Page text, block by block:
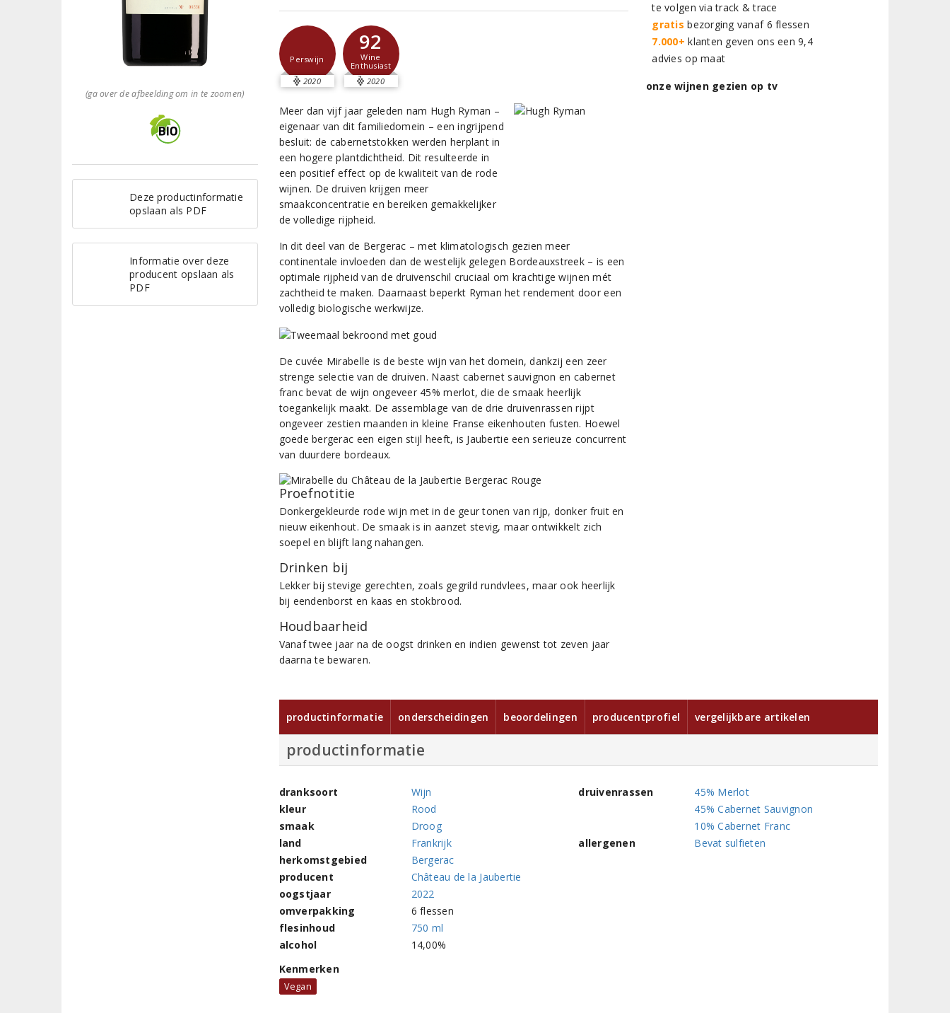
(ga over de afbeelding om in te zoomen)
Deze productinformatie
opslaan als PDF
Informatie over deze
producent opslaan als
PDF
Perswijn
2020
92
Wine
Enthusiast
2020
Meer dan vijf jaar geleden nam Hugh Ryman –
eigenaar van dit familiedomein – een ingrijpend
besluit: de cabernetstokken werden herplant in
een hogere plantdichtheid. Dit resulteerde in
een positief effect op de kwaliteit van de rode
wijnen. De druiven krijgen meer
smaakconcentratie en bereiken gemakkelijker
de volledige rijpheid.
In dit deel van de Bergerac – met klimatologisch gezien meer
continentale invloeden dan de westelijk gelegen Bordeauxstreek – is een
optimale rijpheid van de druivenschil cruciaal om krachtige wijnen mét
zachtheid te maken. Daarnaast beperkt Ryman het rendement door een
volledig biologische werkwijze.
De cuvée Mirabelle is de beste wijn van het domein, dankzij een zeer
strenge selectie van de druiven. Naast cabernet sauvignon en cabernet
franc bevat de wijn ongeveer 45% merlot, die de smaak heerlijk
toegankelijk maakt. De assemblage van de drie druivenrassen rijpt
ongeveer zestien maanden in kleine Franse eikenhouten fusten. Hoewel
goede bergerac een eigen stijl heeft, is Jaubertie een serieuze concurrent
van duurdere bordeaux.
Proefnotitie
Donkergekleurde rode wijn met in de geur tonen van rijp, donker fruit en
nieuw eikenhout. De smaak is in aanzet stevig, maar ontwikkelt zich
soepel en blijft lang nahangen.
Drinken bij
Lekker bij stevige gerechten, zoals gegrild rundvlees, maar ook heerlijk
bij eendenborst en kaas en stokbrood.
Houdbaarheid
Vanaf twee jaar na de oogst drinken en indien gewenst tot zeven jaar
daarna te bewaren.
te volgen via track & trace
gratis bezorging vanaf 6 flessen
7.000+ klanten geven ons een 9,4
advies op maat
onze wijnen gezien op tv
productinformatie onderscheidingen beoordelingen producentprofiel vergelijkbare artikelen
productinformatie
dranksoort
Wijn
kleur
Rood
smaak
Droog
land
Frankrijk
herkomstgebied
Bergerac
producent
Château de la Jaubertie
oogstjaar
2022
omverpakking
6 flessen
flesinhoud
750 ml
alcohol
14,00%
druivenrassen
45% Merlot
45% Cabernet Sauvignon
10% Cabernet Franc
allergenen
Bevat sulfieten
Kenmerken
Vegan